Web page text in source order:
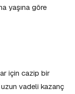
yaşına göre
için cazip bir
uzun vadeli kazanç